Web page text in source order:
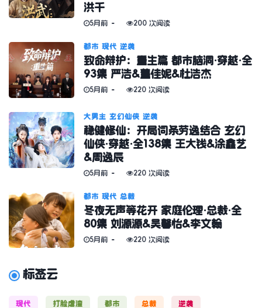
洪千
5月前 200 次阅读
都市 现代 逆袭
致命辩护：重生篇 都市脑洞·穿越·全
93集 严浩&董佳妮&杜浩杰
5月前 220 次阅读
大男主 玄幻仙侠 逆袭
稳健修仙：开局词条劳逸结合 玄幻
仙侠·穿越·全138集 王大钱&涂鑫艺
&周逸辰
5月前 220 次阅读
都市 现代 总裁
冬夜无声等花开 家庭伦理·总裁·全
80集 刘源源&吴馨怡&李文翰
5月前 220 次阅读
标签云
现代 打脸虐渣 都市 总裁 逆袭